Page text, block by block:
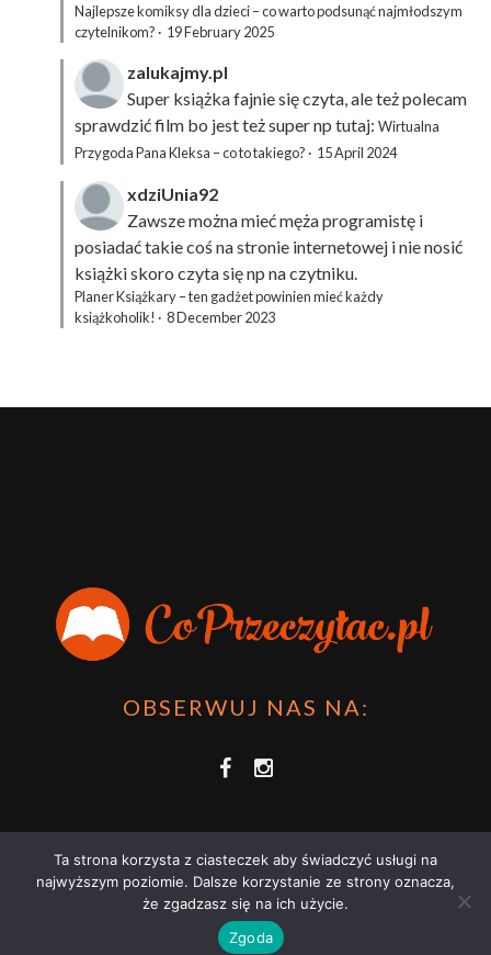
Najlepsze komiksy dla dzieci – co warto podsunąć najmłodszym
czytelnikom? · 19 February 2025
zalukajmy.pl
Super książka fajnie się czyta, ale też polecam
sprawdzić film bo jest też super np tutaj: Wirtualna
Przygoda Pana Kleksa – co to takiego? · 15 April 2024
xdziUnia92
Zawsze można mieć męża programistę i
posiadać takie coś na stronie internetowej i nie nosić
książki skoro czyta się np na czytniku.
Planer Książkary – ten gadżet powinien mieć każdy
książkoholik! · 8 December 2023
OBSERWUJ NAS NA:
COPRZECZYTAĆ.PL 2021 | STRONA WYKORZYSTUJE PLIKI COOKIES |
POLITYKĄ PRYWATNOŚCI
Ta strona korzysta z ciasteczek aby świadczyć usługi na
najwyższym poziomie. Dalsze korzystanie ze strony oznacza,
że zgadzasz się na ich użycie.
Zgoda